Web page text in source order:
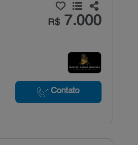
R$7.000
Contato